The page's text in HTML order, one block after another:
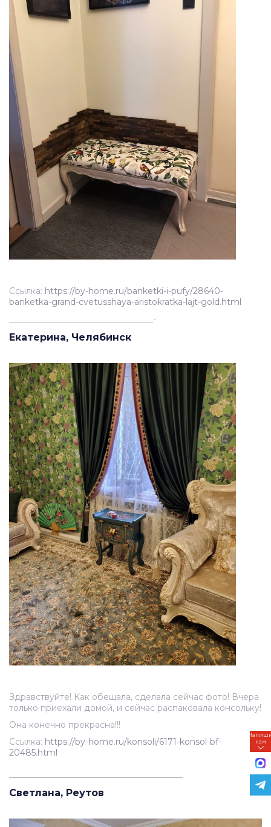
Ссылка: https://by-home.ru/banketki-i-pufy/28640-
banketka-grand-cvetusshaya-aristokratka-lajt-gold.html
__________________________________-
Екатерина, Челябинск
Здравствуйте! Как обещала, сделала сейчас фото! Вчера
только приехали домой, и сейчас распаковала консольку!
Она конечно прекрасна!!!
Ссылка: https://by-home.ru/konsoli/6171-konsol-bf-
20485.html
Светлана, Реутов
нам